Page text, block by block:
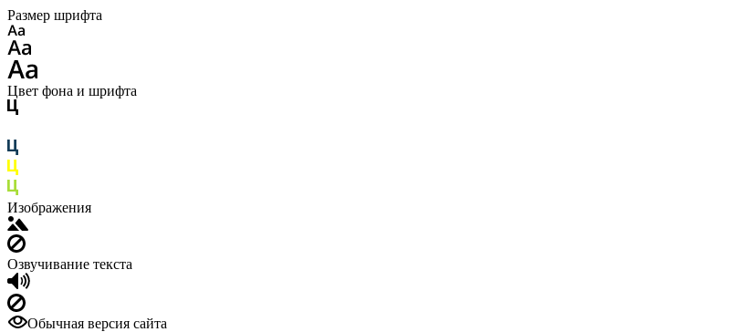
Размер шрифта
Цвет фона и шрифта
Изображения
Озвучивание текста
Обычная версия сайта